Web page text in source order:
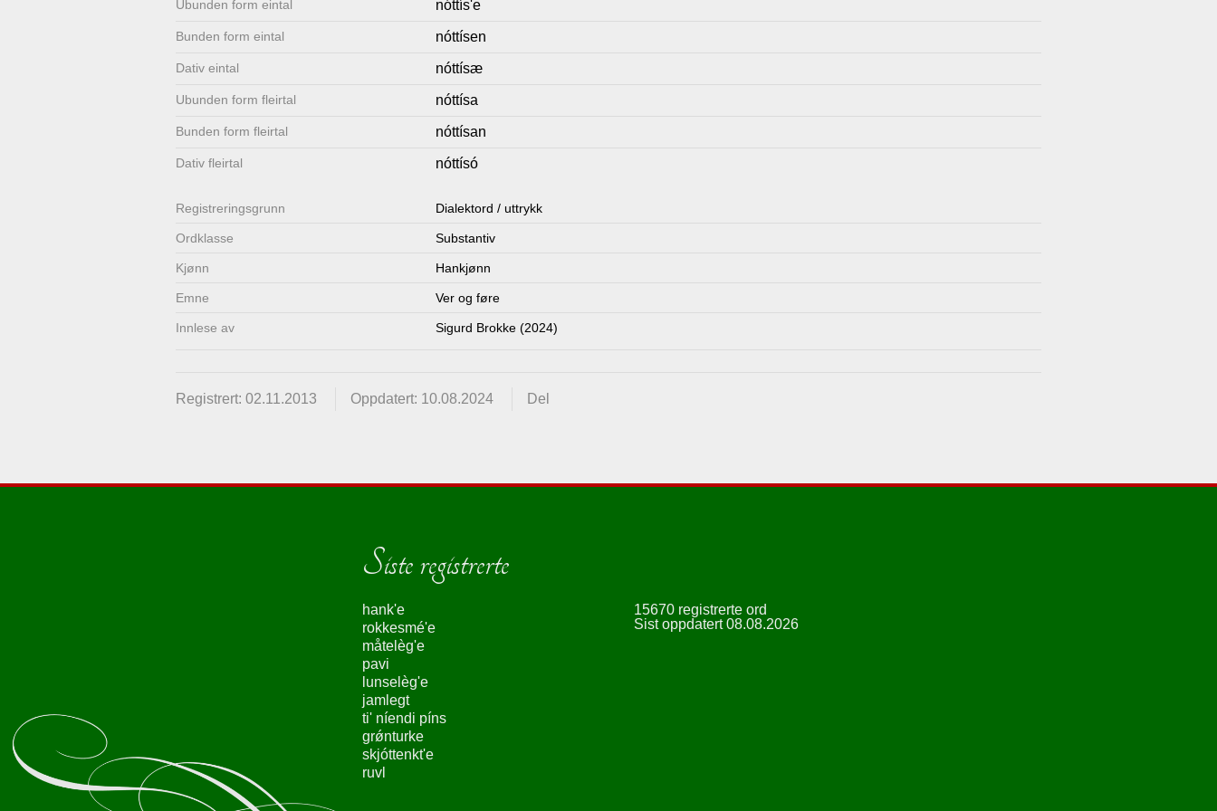
Ubunden form eintal nóttís'e
Bunden form eintal nóttísen
Dativ eintal nóttísæ
Ubunden form fleirtal nóttísa
Bunden form fleirtal nóttísan
Dativ fleirtal nóttísó
Registrerings­grunn Dialektord / uttrykk
Ordklasse Substantiv
Kjønn Hankjønn
Emne Ver og føre
Innlese av Sigurd Brokke (2024)
Registrert: 02.11.2013 Oppdatert: 10.08.2024 Del
Siste registrerte
hank'e
rokkesmé'e
måtelèg'e
pavi
lunselèg'e
jamlegt
ti' níendi píns
grǿnturke
skjóttenkt'e
ruvl
15670 registrerte ord
Sist oppdatert 08.08.2026